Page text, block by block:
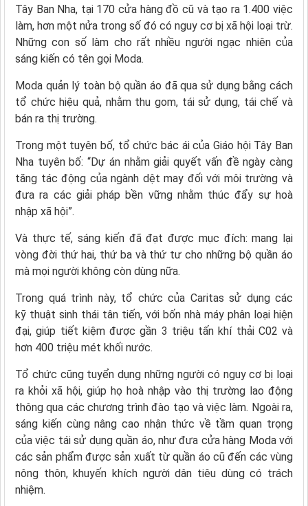
Tây Ban Nha, tại 170 cửa hàng đồ cũ và tạo ra 1.400 việc
làm, hơn một nửa trong số đó có nguy cơ bị xã hội loại trừ.
Những con số làm cho rất nhiều người ngạc nhiên của
sáng kiến có tên gọi Moda.
Moda quản lý toàn bộ quần áo đã qua sử dụng bằng cách
tổ chức hiệu quả, nhằm thu gom, tái sử dụng, tái chế và
bán ra thị trường.
Trong một tuyên bố, tổ chức bác ái của Giáo hội Tây Ban
Nha tuyên bố: “Dự án nhằm giải quyết vấn đề ngày càng
tăng tác động của ngành dệt may đối với môi trường và
đưa ra các giải pháp bền vững nhằm thúc đẩy sự hoà
nhập xã hội”.
Và thực tế, sáng kiến đã đạt được mục đích: mang lại
vòng đời thứ hai, thứ ba và thứ tư cho những bộ quần áo
mà mọi người không còn dùng nữa.
Trong quá trình này, tổ chức của Caritas sử dụng các
kỹ thuật sinh thái tân tiến, với bốn nhà máy phân loại hiện
đại, giúp tiết kiệm được gần 3 triệu tấn khí thải C02 và
hơn 400 triệu mét khối nước.
Tổ chức cũng tuyển dụng những người có nguy cơ bị loại
ra khỏi xã hội, giúp họ hoà nhập vào thị trường lao động
thông qua các chương trình đào tạo và việc làm. Ngoài ra,
sáng kiến cùng nâng cao nhận thức về tầm quan trọng
của việc tái sử dụng quần áo, như đưa cửa hàng Moda với
các sản phẩm được sản xuất từ quần áo cũ đến các vùng
nông thôn, khuyến khích người dân tiêu dùng có trách
nhiệm.